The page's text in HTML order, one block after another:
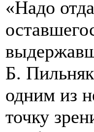
«Надо
Б.
одним из
точку